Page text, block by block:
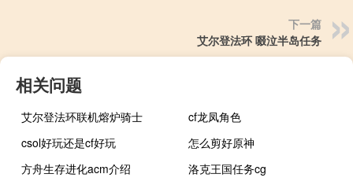
下一篇
艾尔登法环 啜泣半岛任务
相关问题
艾尔登法环联机熔炉骑士
cf龙凤角色
csol好玩还是cf好玩
怎么剪好原神
方舟生存进化acm介绍
洛克王国任务cg